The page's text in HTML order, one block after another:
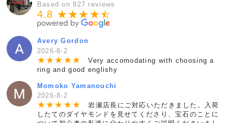
Based on 827 reviews
4.8 ★★★★★
☆
Avery Gordon
2026-8-2
★★★ ★★
Very accomodating with choosing a
ring and good englishy
Momoko Yamanouchi
2026-8-2
★★★ ★★
岩瀬店長にご対応いただきました。入荷
したてのダイヤモンドを見せてくださり、宝石のことに